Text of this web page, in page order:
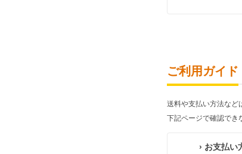
ご利用ガイド
送料や支払い方法など
下記ページで確認でき
› お支払い